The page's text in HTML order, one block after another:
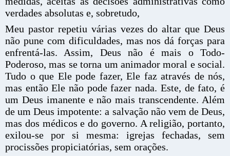
verdades absolutas e, sobretudo,
Meu pastor repetiu várias vezes do altar que Deus
não pune com dificuldades, mas nos dá forças para
enfrentá-las. Assim, Deus não é mais o Todo-
Poderoso, mas se torna um animador moral e social.
Tudo o que Ele pode fazer, Ele faz através de nós,
mas então Ele não pode fazer nada. Este, de fato, é
um Deus imanente e não mais transcendente. Além
de um Deus impotente: a salvação não vem de Deus,
mas dos médicos e do governo. A religião, portanto,
exilou-se por si mesma: igrejas fechadas, sem
procissões propiciatórias, sem orações.